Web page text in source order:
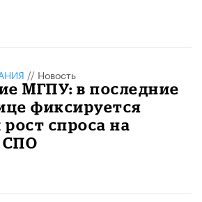
// Новость
МГПУ: в последние
фиксируется
спроса на
СПО